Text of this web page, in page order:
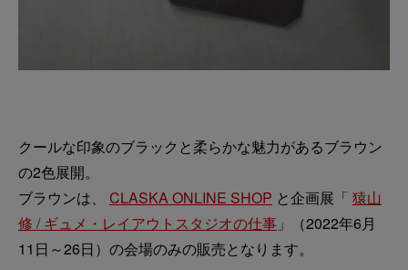
クールな印象のブラックと柔らかな魅力があるブラウン
の2色展開。
ブラウンは、 CLASKA ONLINE SHOP と企画展「 猿山
修 / ギュメ・レイアウトスタジオの仕事 」（2022年6月
11日～26日）の会場のみの販売となります。